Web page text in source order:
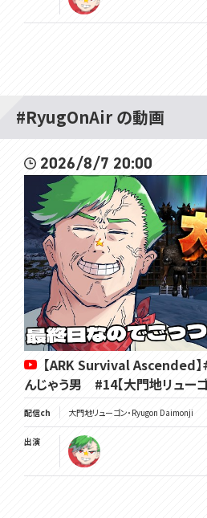
#RyugOnAir の動画
2026/8/7 20:00
【ARK Survival Ascended】
んじゃう男 #14【大門地リューゴ
配信ch 大門地リューゴン・Ryugon Daimonji
出演